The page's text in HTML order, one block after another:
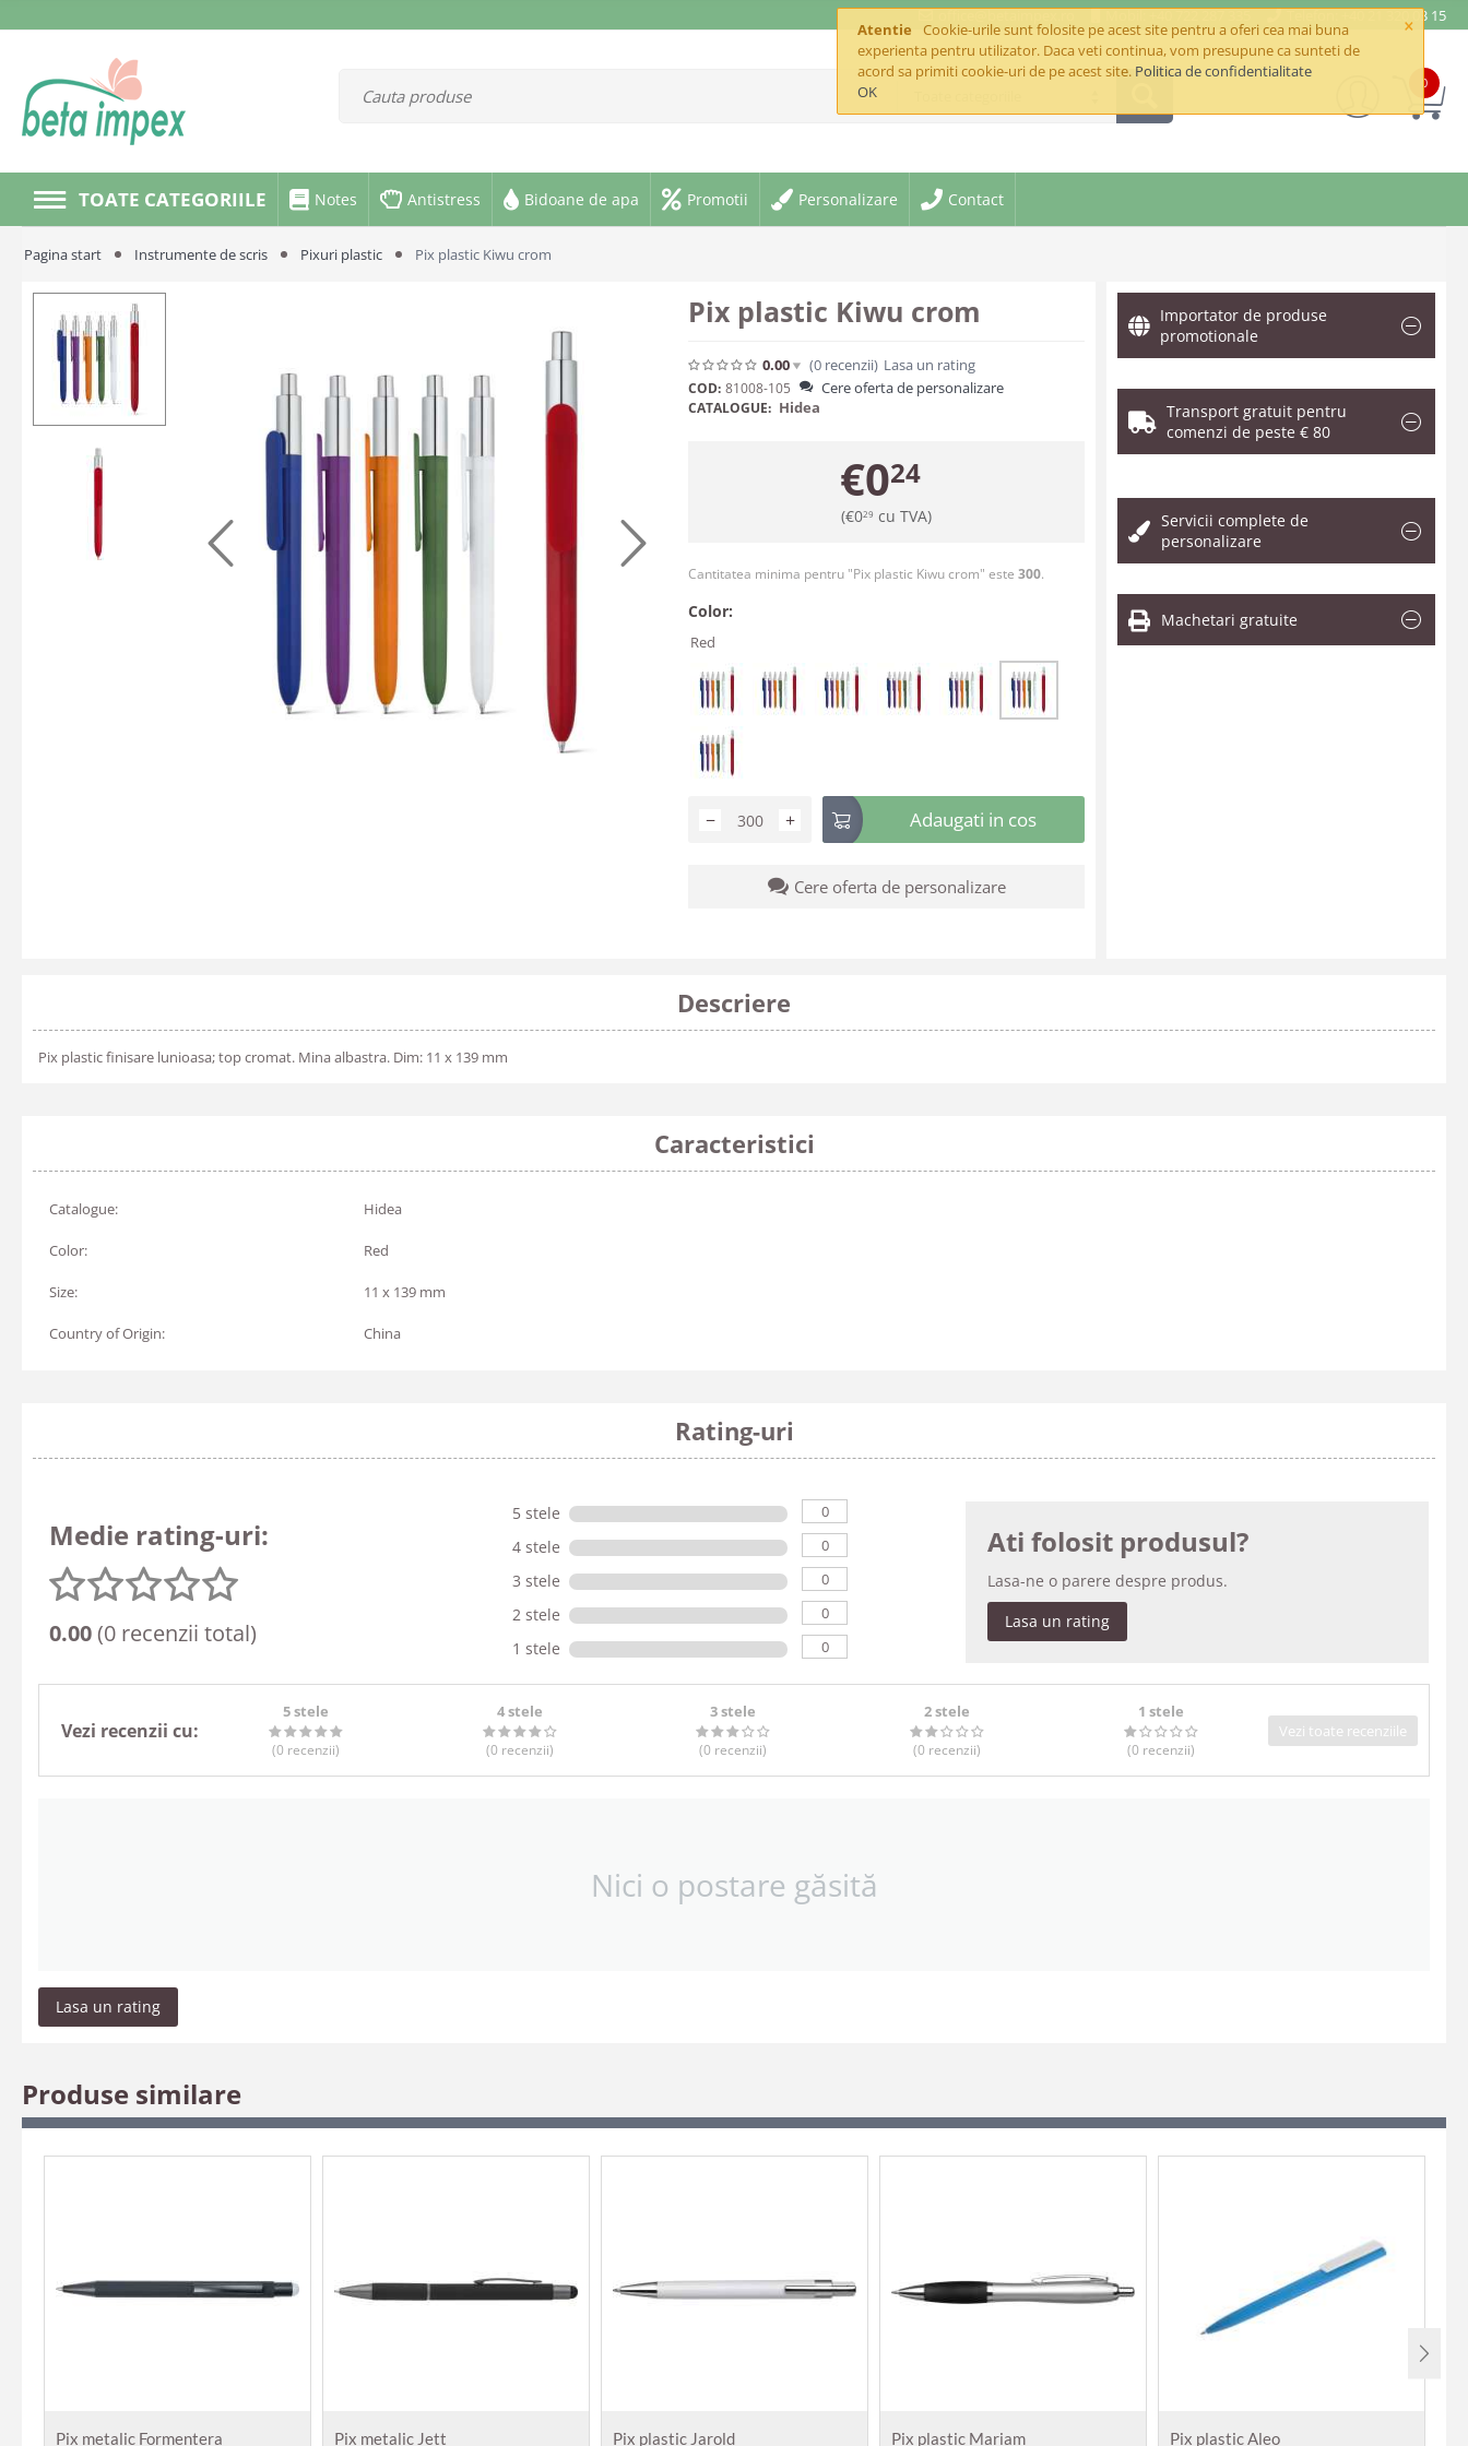
×
Atentie
Cookie-urile sunt folosite pe acest site pentru a oferi cea mai buna
experienta pentru utilizator. Daca veti continua, vom presupune ca sunteti de
acord sa primiti cookie-uri de pe acest site. Politica de confidentialitate
OK
office@betaimpex.ro Mobil: +40 722 287 335 Telefon: +40 21 320 03 15
0
TOATE CATEGORIILE Notes Antistress Bidoane de apa Promotii Personalizare Contact
Pagina start Instrumente de scris Pixuri plastic Pix plastic Kiwu crom
Pix plastic Kiwu crom
0.00 (0 recenzii) Lasa un rating
COD: 81008-105 Cere oferta de personalizare
CATALOGUE: Hidea
€024
(€029 cu TVA)
Cantitatea minima pentru "Pix plastic Kiwu crom" este 300.
Color:
Red
+
− Adaugati in cos
Cere oferta de personalizare
Importator de produse
promotionale
Transport gratuit pentru
comenzi de peste € 80
Servicii complete de
personalizare
Machetari gratuite
Descriere
Pix plastic finisare lunioasa; top cromat. Mina albastra. Dim: 11 x 139 mm
Caracteristici
Catalogue: Hidea
Color: Red
Size: 11 x 139 mm
Country of Origin: China
Rating-uri
Medie rating-uri:
0.00(0 recenzii total)
5 stele 0
4 stele 0
3 stele 0
2 stele 0
1 stele 0
Ati folosit produsul?
Lasa-ne o parere despre produs.
Lasa un rating
Vezi recenzii cu:
5 stele
(0 recenzii)
4 stele
(0 recenzii)
3 stele
(0 recenzii)
2 stele
(0 recenzii)
1 stele
(0 recenzii)
Vezi toate recenziile
Nici o postare găsită
Lasa un rating
Produse similare
Pix metalic Formentera Pix metalic Jett Pix plastic Jarold Pix plastic Mariam Pix plastic Aleo